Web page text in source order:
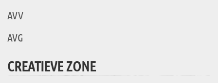
AVV
AVG
CREATIEVE ZONE